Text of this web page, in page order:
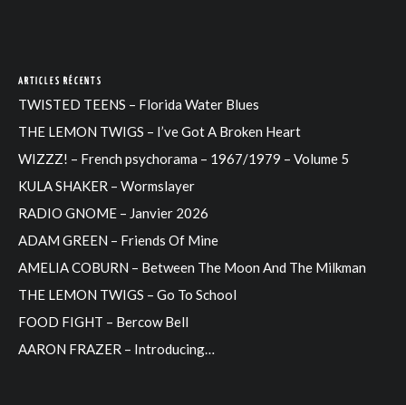
ARTICLES RÉCENTS
TWISTED TEENS – Florida Water Blues
THE LEMON TWIGS – I’ve Got A Broken Heart
WIZZZ! – French psychorama – 1967/1979 – Volume 5
KULA SHAKER – Wormslayer
RADIO GNOME – Janvier 2026
ADAM GREEN – Friends Of Mine
AMELIA COBURN – Between The Moon And The Milkman
THE LEMON TWIGS – Go To School
FOOD FIGHT – Bercow Bell
AARON FRAZER – Introducing…